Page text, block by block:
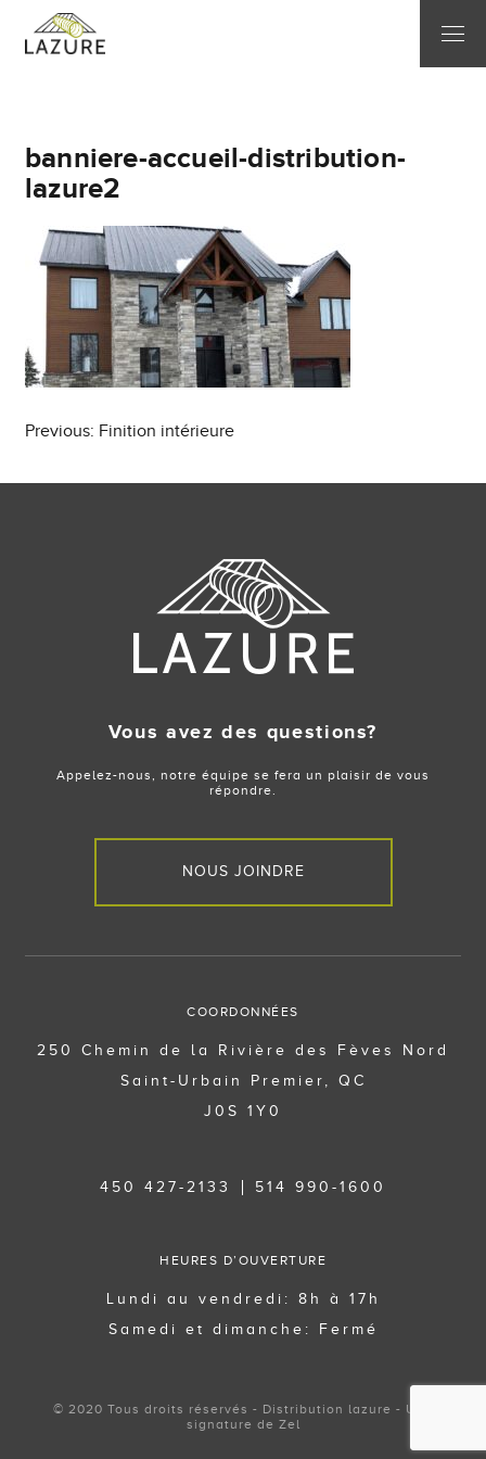
banniere-accueil-distribution-
lazure2
Post
navigation
Previous: Finition intérieure
Vous avez des questions?
Appelez-nous, notre équipe se fera un plaisir de vous
répondre.
NOUS JOINDRE
COORDONNÉES
250 Chemin de la Rivière des Fèves Nord
Saint-Urbain Premier, QC
J0S 1Y0
450 427-2133 514 990-1600
HEURES D’OUVERTURE
Lundi au vendredi: 8h à 17h
Samedi et dimanche: Fermé
© 2020 Tous droits réservés - Distribution lazure - Une
signature de Zel